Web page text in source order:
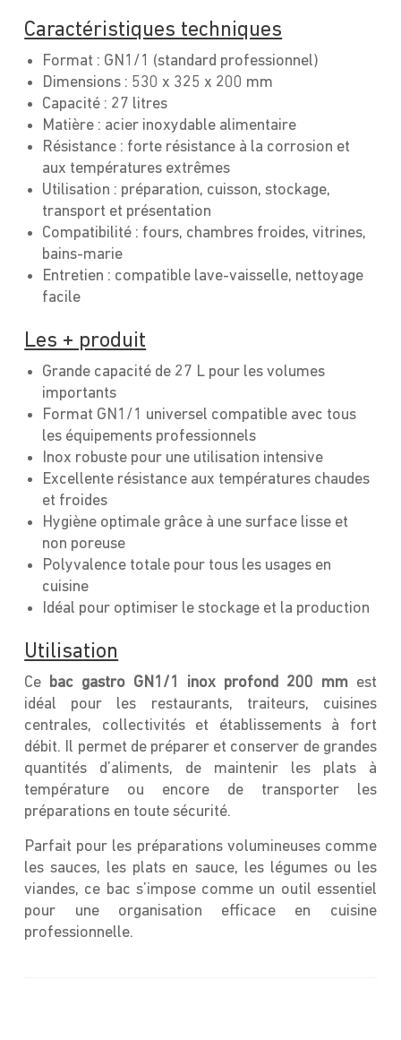
Caractéristiques techniques
Format : GN1/1 (standard professionnel)
Dimensions : 530 x 325 x 200 mm
Capacité : 27 litres
Matière : acier inoxydable alimentaire
Résistance : forte résistance à la corrosion et
aux températures extrêmes
Utilisation : préparation, cuisson, stockage,
transport et présentation
Compatibilité : fours, chambres froides, vitrines,
bains-marie
Entretien : compatible lave-vaisselle, nettoyage
facile
Les + produit
Grande capacité de 27 L pour les volumes
importants
Format GN1/1 universel compatible avec tous
les équipements professionnels
Inox robuste pour une utilisation intensive
Excellente résistance aux températures chaudes
et froides
Hygiène optimale grâce à une surface lisse et
non poreuse
Polyvalence totale pour tous les usages en
cuisine
Idéal pour optimiser le stockage et la production
Utilisation
Ce bac gastro GN1/1 inox profond 200 mmest
idéal pour les restaurants, traiteurs, cuisines
centrales, collectivités et établissements à fort
débit. Il permet de préparer et conserver de grandes
quantités d’aliments, de maintenir les plats à
température ou encore de transporter les
préparations en toute sécurité.
Parfait pour les préparations volumineuses comme
les sauces, les plats en sauce, les légumes ou les
viandes, ce bac s’impose comme un outil essentiel
pour une organisation efficace en cuisine
professionnelle.